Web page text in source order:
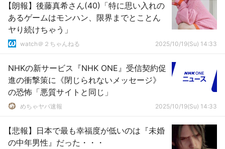
【朗報】後藤真希さん(40)「特に思い入れの
あるゲームはモンハン、限界までとことん
ヤり続けちゃう」
watch＠２ちゃんねる 2025/10/19(Su) 14:33
NHKの新サービス『NHK ONE』受信契約促
進の衝撃策に《閉じられないメッセージ》
の恐怖「悪質サイトと同じ」
めちゃヤバ速報 2025/10/19(Su) 14:33
【悲報】日本で最も幸福度が低いのは『未婚
の中年男性』だった・・・